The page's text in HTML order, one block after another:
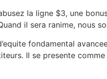
la ligne $3, une
il sera ranime, nous
fondamental
Il se presente